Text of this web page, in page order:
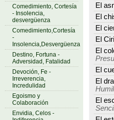
Comedimiento, Cortesía
- Insolencia,
desvergüenza
Comedimiento,Cortesía
-
Insolencia,Desvergüenza
Destino, Fortuna -
Adversidad, Fatalidad
Devoción, Fe -
Irreverencia,
Incredulidad
Egoismo y
Colaboración
Envidia, Celos -
El
El
El
El
El
El
El
El